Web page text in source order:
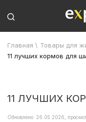
Главная \ Товары для
11 лучших кормов для
11 ЛУЧШИХ
Обновлено: 26.05.2026,